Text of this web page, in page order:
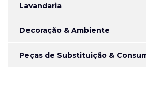
Lavandaria
Decoração & Ambiente
Peças de Substituição &